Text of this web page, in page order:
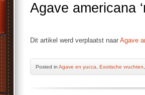
Agave americana
Dit artikel werd verplaatst naar Agave
Posted in Agave en yucca Exotische vruchten